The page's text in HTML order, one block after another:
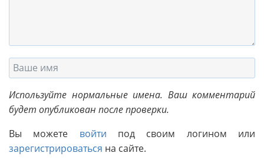
Используйте нормальные имена. Ваш комментарий
будет опубликован после проверки.
Вы можете войти под своим логином или
зарегистрироваться на сайте.